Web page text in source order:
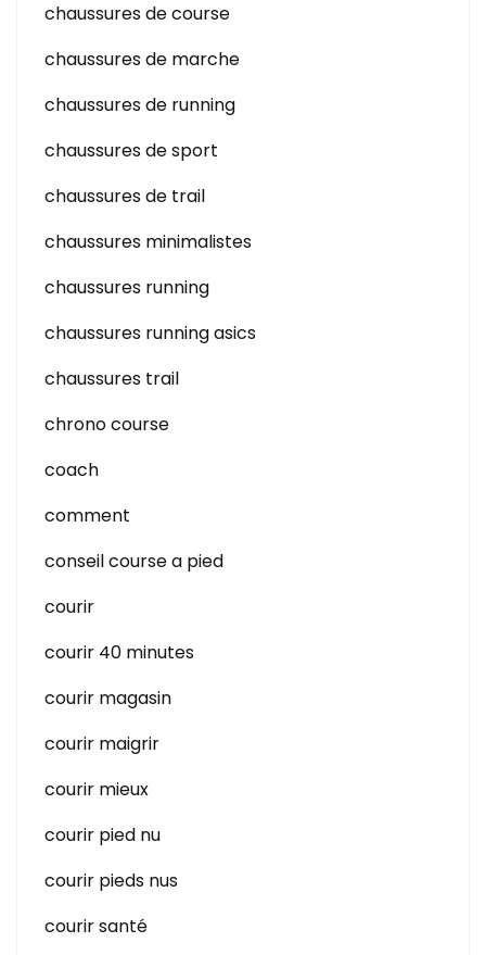
chaussures de course
chaussures de marche
chaussures de running
chaussures de sport
chaussures de trail
chaussures minimalistes
chaussures running
chaussures running asics
chaussures trail
chrono course
coach
comment
conseil course a pied
courir
courir 40 minutes
courir magasin
courir maigrir
courir mieux
courir pied nu
courir pieds nus
courir santé